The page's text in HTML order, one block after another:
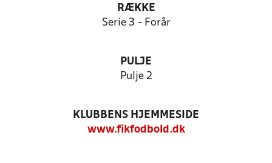
RÆKKE
Serie 3 - Forår
PULJE
Pulje 2
KLUBBENS HJEMMESIDE
www.fikfodbold.dk